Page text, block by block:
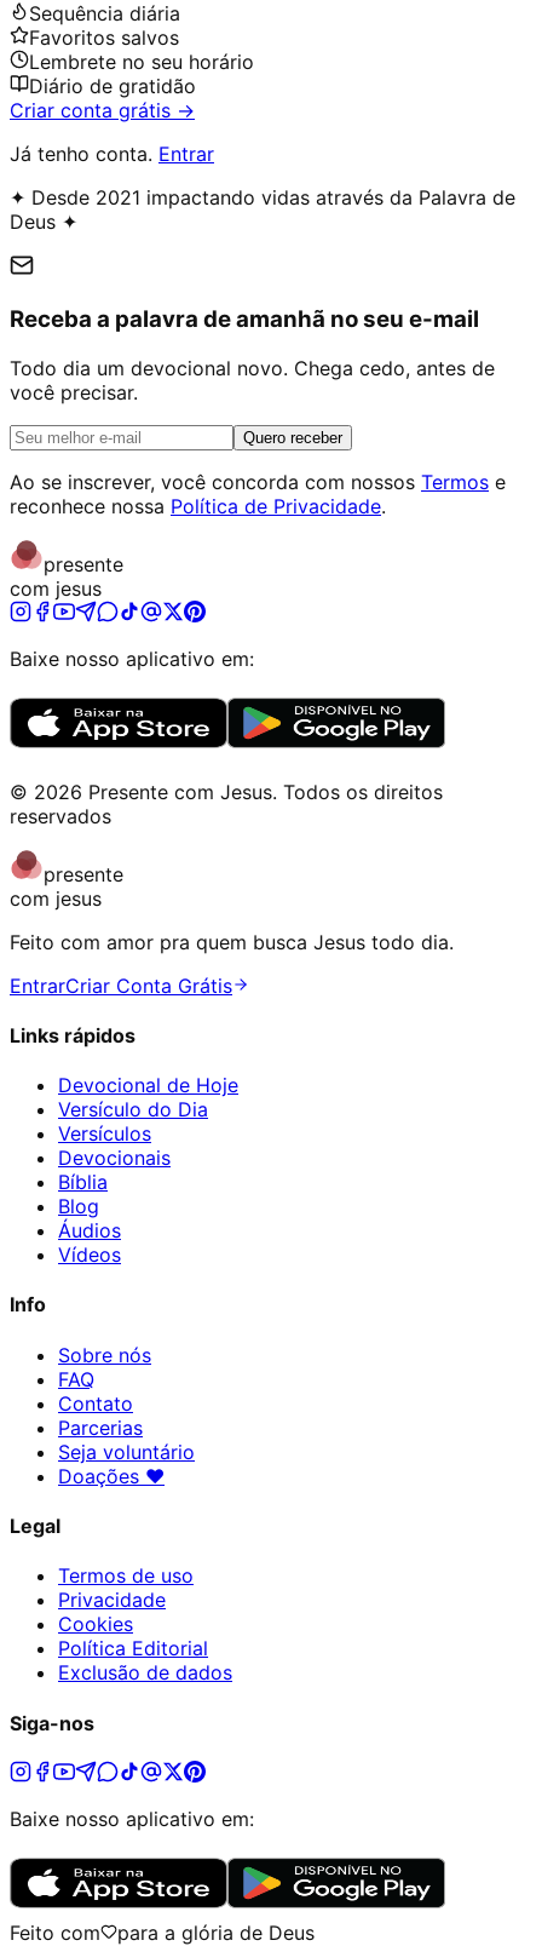
Sequência diária
Favoritos salvos
Lembrete no seu horário
Diário de gratidão
Criar conta grátis →
Já tenho conta. Entrar
✦ Desde 2021 impactando vidas através da Palavra de
Deus ✦
Receba a palavra de amanhã no seu e-mail
Todo dia um devocional novo. Chega cedo, antes de
você precisar.
Quero receber
Ao se inscrever, você concorda com nossos Termos e
reconhece nossa Política de Privacidade.
presente
com jesus
Baixe nosso aplicativo em:
© 2026 Presente com Jesus. Todos os direitos
reservados
presente
com jesus
Feito com amor pra quem busca Jesus todo dia.
EntrarCriar Conta Grátis
Links rápidos
Devocional de Hoje
Versículo do Dia
Versículos
Devocionais
Bíblia
Blog
Áudios
Vídeos
Info
Sobre nós
FAQ
Contato
Parcerias
Seja voluntário
Doações ♥
Legal
Termos de uso
Privacidade
Cookies
Política Editorial
Exclusão de dados
Siga-nos
Baixe nosso aplicativo em:
Feito com para a glória de Deus